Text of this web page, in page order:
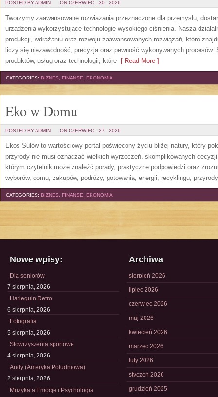
POSTED BY ADMIN ON CZERWIEC - 30 - 2026
Tworzymy zaawansowane rozwiązania przeznaczone dla przemysłu,
urządzenia wykorzystujące technologię wysokiego ciśnienia. Nasza
produkcji, wdrażaniu oraz rozwoju zaawansowanych rozwiązań, które
liczy się niezawodność, precyzja oraz pewność wykonywanych procesów.
produktów, usług oraz technologii, które [ Read More ]
CATEGORIES: BIZNES, FINANSE, EKONOMIA
Eko w Domu
POSTED BY ADMIN ON CZERWIEC - 27 - 2026
Ekos-Sułów to wartościowy portal poświęcony życiu bliżej natury, który
przyrody nie musi oznaczać wielkich wyrzeczeń, skomplikowanych
którym czytelnik może znaleźć porady, praktyczne podpowiedzi oraz
wyborów, domu, zakupów, podróży, gotowania, energii, recyklingu,
CATEGORIES: BIZNES, FINANSE, EKONOMIA
Nowe wpisy:
Dla seniorów
7 sierpnia, 2026
Harlequin Retro
6 sierpnia, 2026
Fotografia
5 sierpnia, 2026
Stowrzyszenia sportowe
4 sierpnia, 2026
Andy (Ameryka Południowa)
2 sierpnia, 2026
Muzyka a Emocje i Psychologia
Archiwa
sierpień 2026
lipiec 2026
czerwiec 2026
maj 2026
kwiecień 2026
marzec 2026
luty 2026
styczeń 2026
grudzień 2025